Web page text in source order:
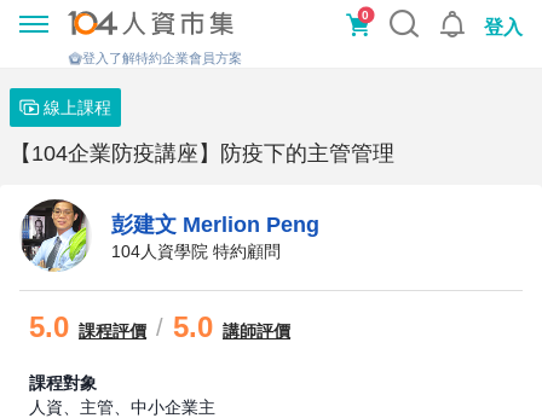
0
登入
登入了解特約企業會員方案
線上課程
【104企業防疫講座】防疫下的主管管理
彭建文 Merlion Peng
104人資學院 特約顧問
5.0 課程評價 / 5.0 講師評價
課程對象
人資、主管、中小企業主